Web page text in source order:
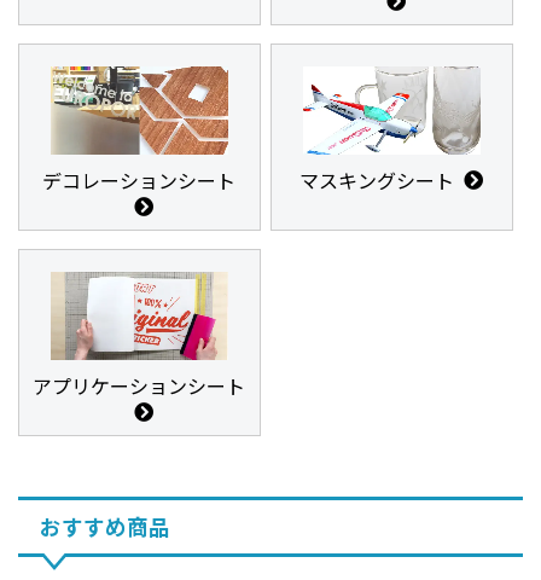
デコレーションシート マスキングシート
アプリケーションシート
おすすめ商品